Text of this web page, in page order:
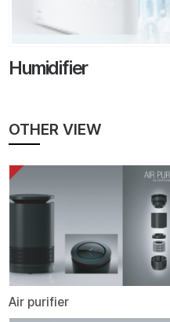
Humidifier
OTHER VIEW
Air purifier